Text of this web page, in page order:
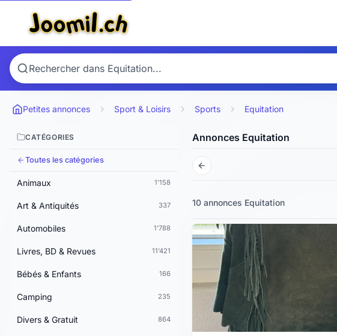
Petites annonces Sport & Loisirs Sports Equitation
CATÉGORIES
Toutes les catégories
Animaux 1'158
Art & Antiquités 337
Automobiles 1'788
Livres, BD & Revues 11'421
Bébés & Enfants 166
Camping 235
Divers & Gratuit 864
Annonces Equitation
10 annonces Equitation